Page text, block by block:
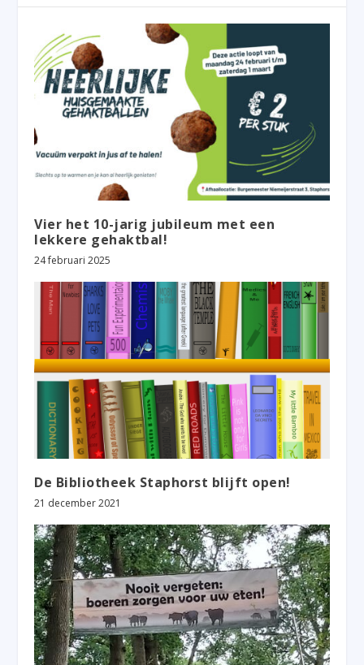
Vier het 10-jarig jubileum met een
lekkere gehaktbal!
24 februari 2025
De Bibliotheek Staphorst blijft open!
21 december 2021